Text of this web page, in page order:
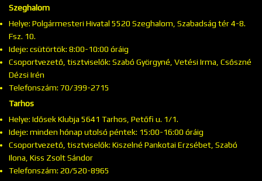
Szeghalom
Helye: Polgármesteri Hivatal 5520 Szeghalom, Szabadság tér 4-8.
Fsz. 10.
Ideje: csütörtök: 8:00-10:00 óráig
Csoportvezető, tisztviselők: Szabó Györgyné, Vetési Irma, Csőszné
Dézsi Irén
Telefonszám: 70/399-2715
Tarhos
Helye: Idősek Klubja 5641 Tarhos, Petőfi u. 1/1.
Ideje: minden hónap utolsó péntek: 15:00-16:00 óráig
Csoportvezető, tisztviselők: Kiszelné Pankotai Erzsébet, Szabó
Ilona, Kiss Zsolt Sándor
Telefonszám: 20/520-8965